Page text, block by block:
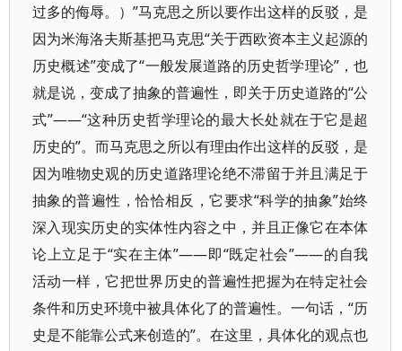
过多的侮辱。）”马克思之所以要作出这样的反驳，是
因为米海洛夫斯基把马克思“关于西欧资本主义起源的
历史概述”变成了“一般发展道路的历史哲学理论”，也
就是说，变成了抽象的普遍性，即关于历史道路的“公
式”——“这种历史哲学理论的最大长处就在于它是超
历史的”。而马克思之所以有理由作出这样的反驳，是
因为唯物史观的历史道路理论绝不滞留于并且满足于
抽象的普遍性，恰恰相反，它要求“科学的抽象”始终
深入现实历史的实体性内容之中，并且正像它在本体
论上立足于“实在主体”——即“既定社会”——的自我
活动一样，它把世界历史的普遍性把握为在特定社会
条件和历史环境中被具体化了的普遍性。一句话，“历
史是不能靠公式来创造的”。在这里，具体化的观点也